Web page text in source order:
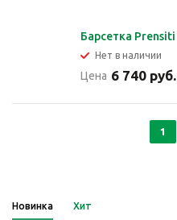
Барсетка Prensiti
Нет в наличии
Цена 6 740 руб.
1
Новинка Хит